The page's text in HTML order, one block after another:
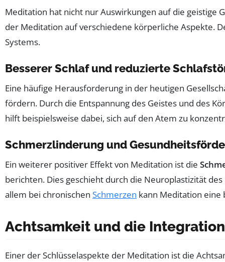
Meditation hat nicht nur Auswirkungen auf die geistige
der Meditation auf verschiedene körperliche Aspekte.
Systems.
Besserer Schlaf und reduzierte
Eine häufige Herausforderung in der heutigen
fördern. Durch die Entspannung des Geistes und des
hilft beispielsweise dabei, sich auf den Atem zu
Schmerzlinderung und
Ein weiterer positiver Effekt von Meditation ist die
berichten. Dies geschieht durch die Neuroplastizität
allem bei chronischen Schmerzen kann Meditation eine
Achtsamkeit und die
Einer der Schlüsselaspekte der Meditation ist die